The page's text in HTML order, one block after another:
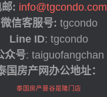
邮: info@tgcondo.com
微信客服号: tgcondo
Line ID: tgcondo
众号: taiguofangchan
国房产网办公地址：
泰国房产曼谷是隆门店